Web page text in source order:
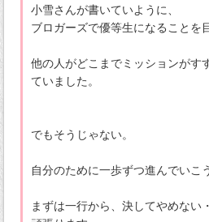
小雪さんが書いていように、
ブロガーズで優等生になることを
他の人がどこまでミッションがす
ていました。
でもそうじゃない。
自分のために一歩ずつ進んでいこ
まずは一行から、決してやめない